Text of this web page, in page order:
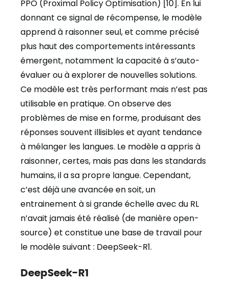
PPO (Proximal Policy Optimisation) [10]. En lui
donnant ce signal de récompense, le modèle
apprend à raisonner seul, et comme précisé
plus haut des comportements intéressants
émergent, notamment la capacité à s’auto-
évaluer ou à explorer de nouvelles solutions.
Ce modèle est très performant mais n’est pas
utilisable en pratique. On observe des
problèmes de mise en forme, produisant des
réponses souvent illisibles et ayant tendance
à mélanger les langues. Le modèle a appris à
raisonner, certes, mais pas dans les standards
humains, il a sa propre langue. Cependant,
c’est déjà une avancée en soit, un
entrainement à si grande échelle avec du RL
n’avait jamais été réalisé (de manière open-
source) et constitue une base de travail pour
le modèle suivant : DeepSeek-R1.
DeepSeek-R1